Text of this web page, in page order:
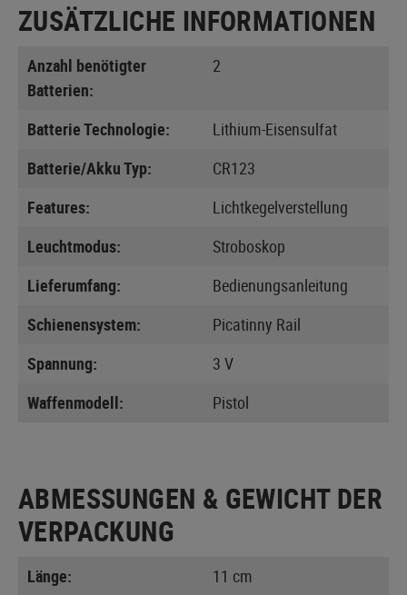
ZUSÄTZLICHE INFORMATIONEN
Anzahl benötigter
Batterien:
2
Batterie Technologie:
Lithium-Eisensulfat
Batterie/Akku Typ:
CR123
Features:
Lichtkegelverstellung
Leuchtmodus:
Stroboskop
Lieferumfang:
Bedienungsanleitung
Schienensystem:
Picatinny Rail
Spannung:
3 V
Waffenmodell:
Pistol
ABMESSUNGEN & GEWICHT DER
VERPACKUNG
Länge: 11 cm